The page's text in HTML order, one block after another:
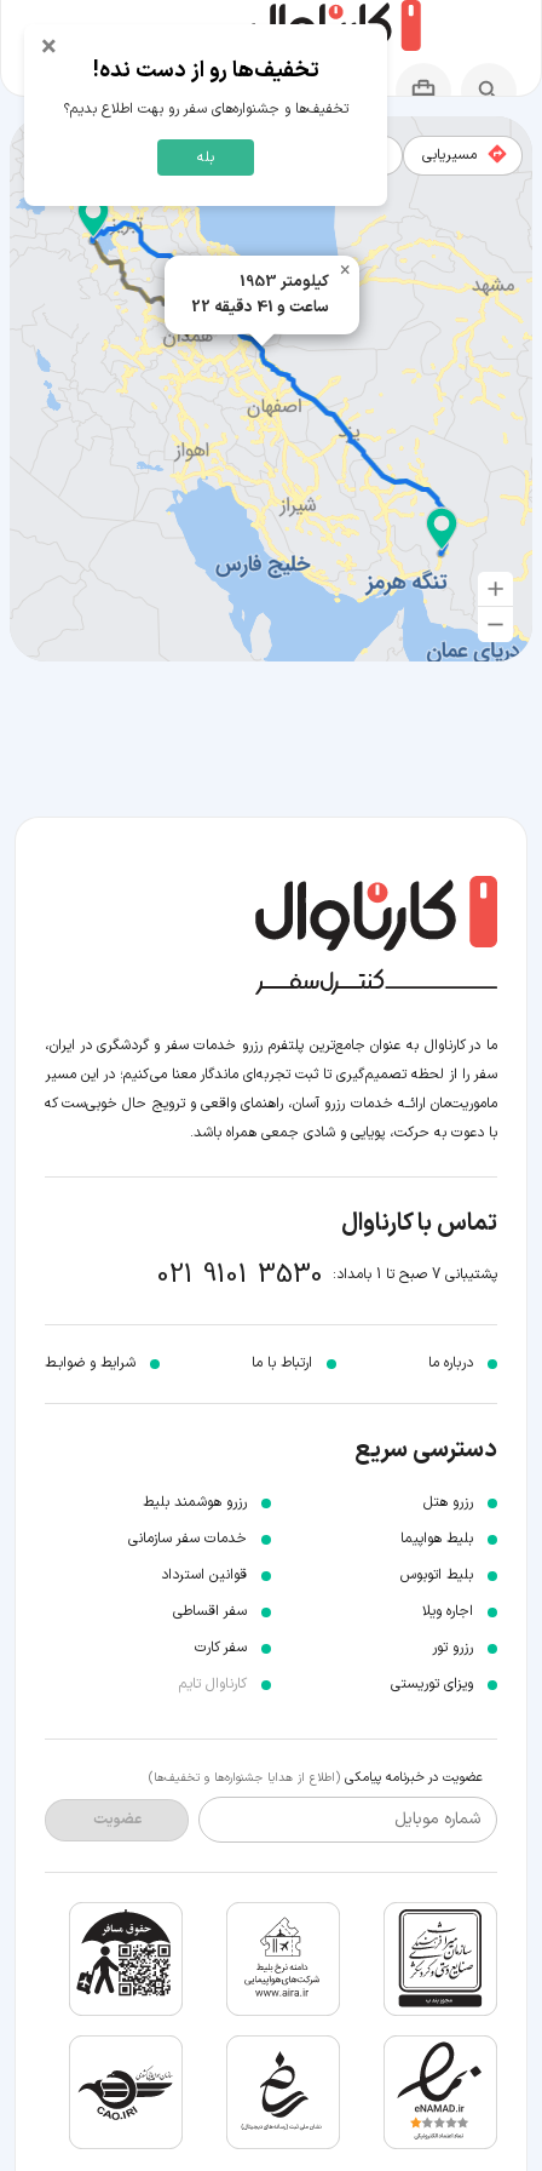
1953 کیلومتر
22 ساعت و 41 دقیقه
×
مسیریابی
مسیر کهنوج به ارومیه
ما در کارناوال به عنوان جامع‌ترین پلتفرم رزرو خدمات سفر و گردشگری در ایران،
سفر را از لحظه‌ تصمیم‌گیری تا ثبت تجربه‌ای ماندگار معنا می‌کنیم؛ در این مسیر‍
ماموریت‌مان اراﺋــﻪ خدمات رزرو آسان، راهنمای واقعی و ترویج حال خوبی‌ست که
با دعوت به حرکت، پویایی و شادی جمعی همراه باشد.
تماس با کارناوال
پشتیبانی 7 صبح تا 1 بامداد: 021 9101 3530
درباره ما ارتباط با ما شرایط و ضوابـط
دسترسی سریع
رزرو هتل
بلیط هواپیما
بلیط اتوبوس
اجاره ویلا
رزرو تور
ویزای توریستی
رزرو هوشمند بلیط
خدمات سفر سازمانی
قوانین استرداد
سفر اقساطی
سفر کارت
کارناوال تایم
عضویت در خبرنامه پیامکی (اطلاع از هدایا جشنواره‌ها و تخفیف‌ها)
شماره موبایل عضویت
× تخفیف‌ها رو از دست نده!
تخفیف‌ها و جشنواره‌های سفر رو بهت اطلاع بدیم؟
بله